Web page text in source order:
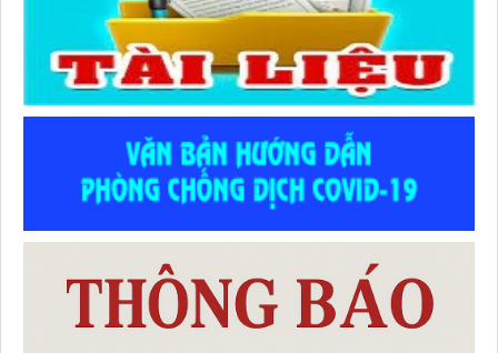
lượt xem: 264 | lượt tải:81
Số :1983 /QĐ-BYT
Tên :QUYẾT ĐỊNH Ban hành “Hướng dẫn kiểm soát yếu tố
nguy cơ, người có yếu tố nguy cơ, người mắc bệnh không lây
nhiễm tại cộng đồng”
Thời gian đăng: 07/07/2026
lượt xem: 283 | lượt tải:106
2710 / QĐ-UBND
Tên :QUYẾT ĐỊNH Ban hành Thể lệ Hội thi Sáng tạo Kỹ
Thời gian đăng: 02/07/2026
lượt xem: 56 | lượt tải:49